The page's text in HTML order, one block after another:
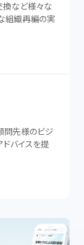
換など様々な
組織再編の実
問先様のビジ
バイスを提